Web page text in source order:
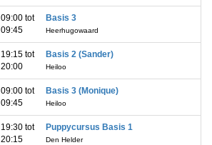
09:00 tot
09:45
Basis 3
Heerhugowaard
19:15 tot
20:00
Basis 2 (Sander)
Heiloo
09:00 tot
09:45
Basis 3 (Monique)
Heiloo
19:30 tot
20:15
Puppycursus Basis 1
Den Helder